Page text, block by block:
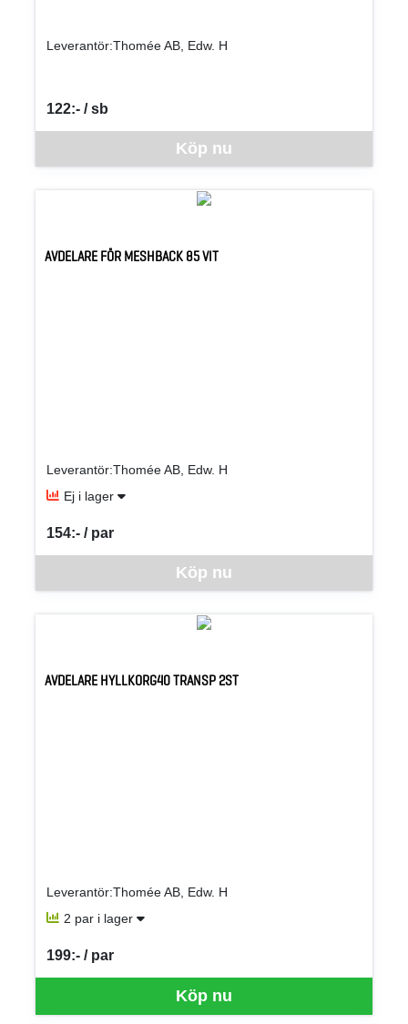
Leverantör:Thomée AB, Edw. H
Köp nu
122:- / sb
SEK per SB
AVDELARE FÖR MESHBACK 85 VIT
Leverantör:Thomée AB, Edw. H
Ej i lager
Köp nu
154:- / par
SEK per PAR
AVDELARE HYLLKORG40 TRANSP 2ST
Leverantör:Thomée AB, Edw. H
2 par i lager
Köp nu
199:- / par
SEK per PAR